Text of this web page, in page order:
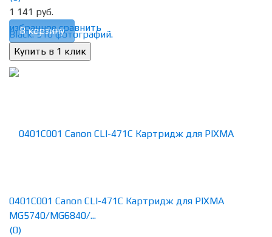
избранное сравнить
1 141 руб.
В корзину
0401C001 Canon CLI-471C Картридж для PIXMA
MG5740/MG6840/...
(0)